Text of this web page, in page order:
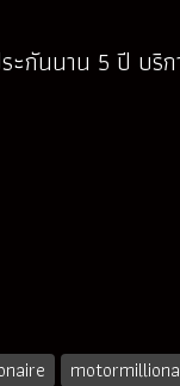
ะกันนาน 5 ปี บริ